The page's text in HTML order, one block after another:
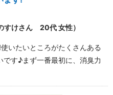
すけさん 20代 女性）
いたいところがたくさんある
す♪まず一番最初に、消臭力